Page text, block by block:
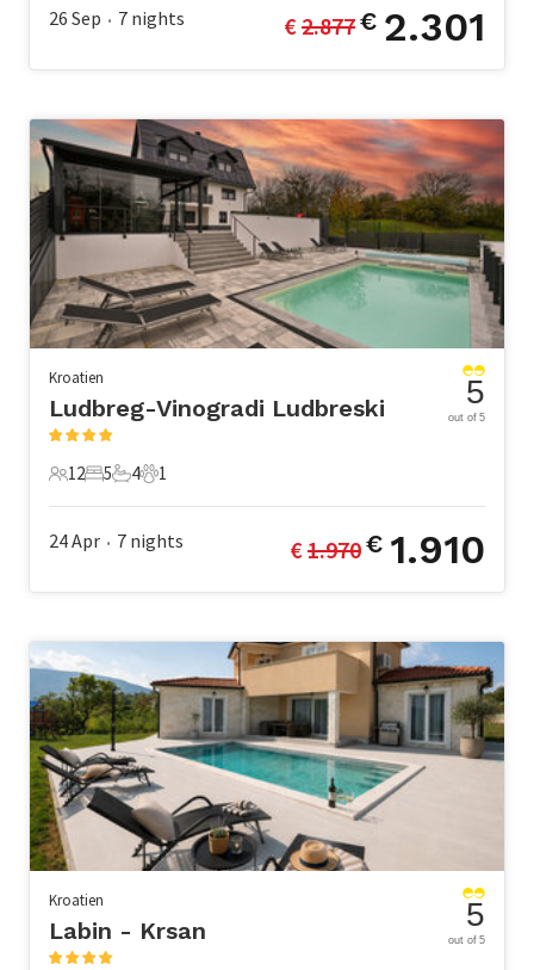
26 Sep • 7 nights € 2.877€ 2.301
Kroatien
Ludbreg-Vinogradi Ludbreski
12 Gäste
12
5 Schlafzimmer
5
4 Badezimmer
4
1 Haustier
1
5
out of 5
24 Apr • 7 nights € 1.970€ 1.910
Kroatien
Labin - Krsan 5
out of 5